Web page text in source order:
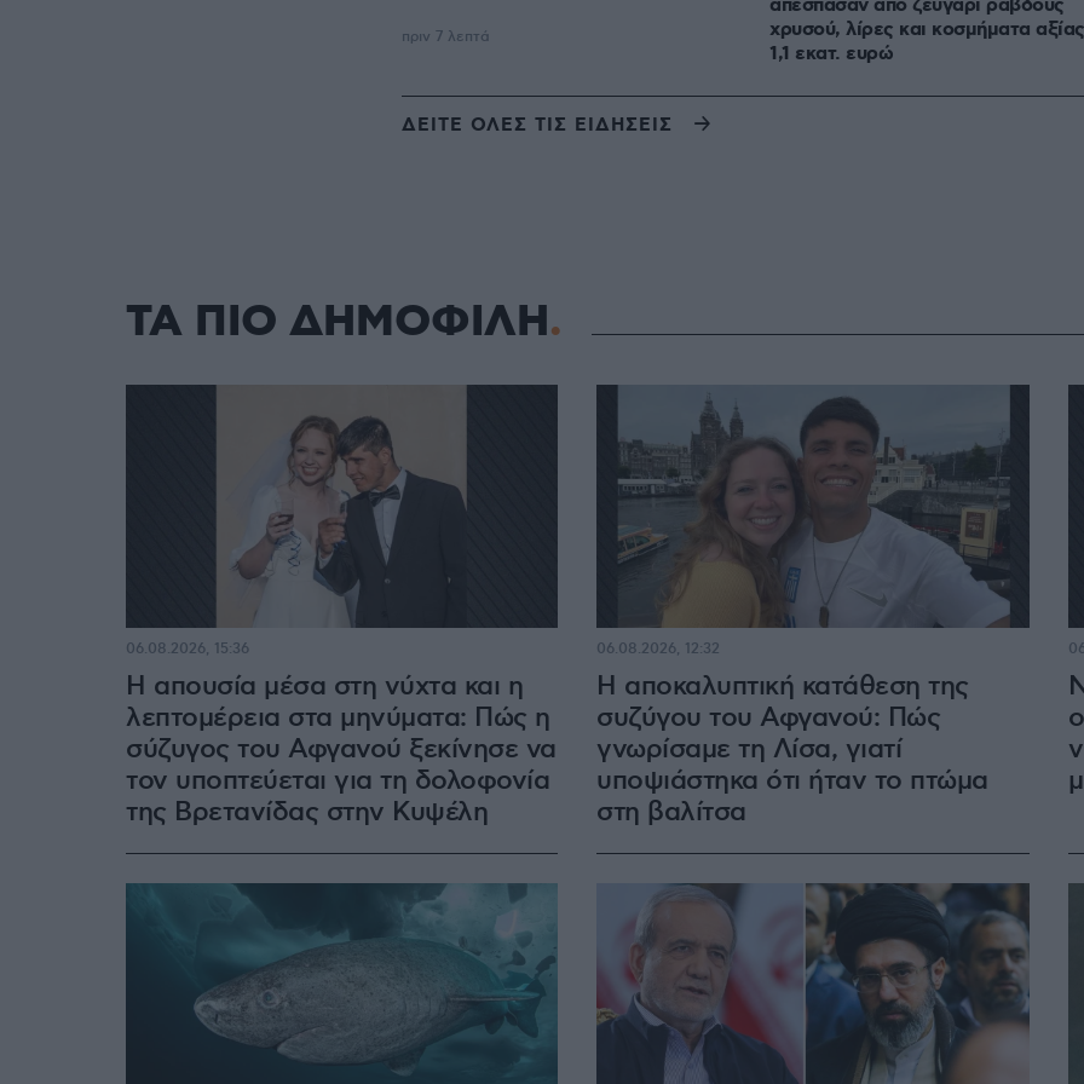
πριν 7 λεπτά
απέσπασαν από ζευγάρι ράβδους
χρυσού, λίρες και κοσμήματα αξίας
1,1 εκατ. ευρώ
ΔΕΙΤΕ ΟΛΕΣ ΤΙΣ ΕΙΔΗΣΕΙΣ
ΤΑ ΠΙΟ ΔΗΜΟΦΙΛΗ
Η απουσία μέσα στη νύχτα και η
λεπτομέρεια στα μηνύματα: Πώς η
σύζυγος του Αφγανού ξεκίνησε να
τον υποπτεύεται για τη δολοφονία
της Βρετανίδας στην Κυψέλη
06.08.2026, 15:36
Η αποκαλυπτική κατάθεση της
συζύγου του Αφγανού: Πώς
γνωρίσαμε τη Λίσα, γιατί
υποψιάστηκα ότι ήταν το πτώμα
στη βαλίτσα
06.08.2026, 12:32